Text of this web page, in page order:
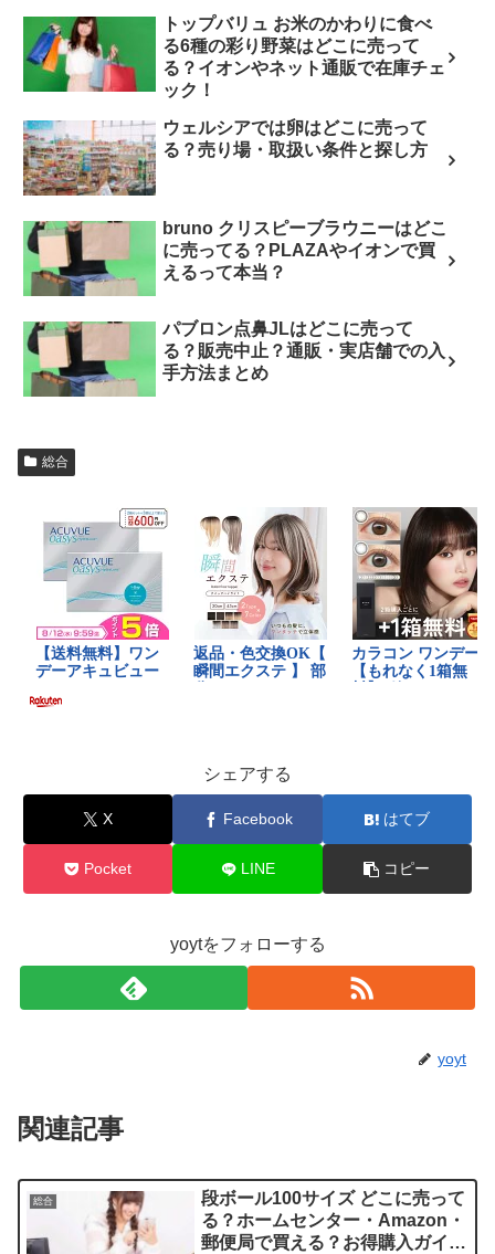
トップバリュ お米のかわりに食べ
る6種の彩り野菜はどこに売って
る？イオンやネット通販で在庫チェ
ック！
ウェルシアでは卵はどこに売って
る？売り場・取扱い条件と探し方
bruno クリスピーブラウニーはどこ
に売ってる？PLAZAやイオンで買
えるって本当？
パブロン点鼻JLはどこに売って
る？販売中止？通販・実店舗での入
手方法まとめ
総合
シェアする
X Facebook はてブ
Pocket LINE コピー
yoytをフォローする
yoyt
関連記事
総合
段ボール100サイズ どこに売って
る？ホームセンター・Amazon・
郵便局で買える？お得購入ガイド